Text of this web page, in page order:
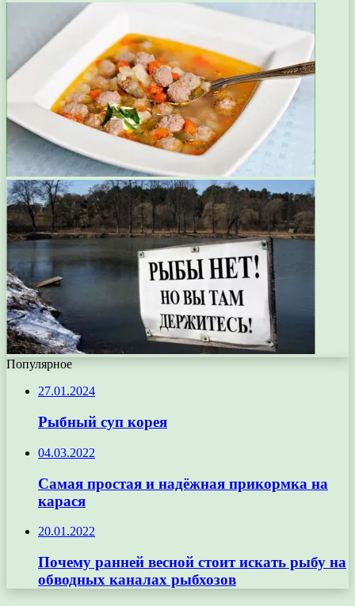
Популярное
27.01.2024
Рыбный суп корея
04.03.2022
Самая простая и надёжная прикормка на
карася
20.01.2022
Почему ранней весной стоит искать рыбу на
обводных каналах рыбхозов